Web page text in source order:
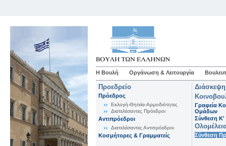
Η Βουλή Οργάνωση & Λειτουργία
Προεδρείο
Πρόεδρος
Εκλογή-Θητεία-Αρμοδιότητες
Διατελέσαντες Πρόεδροι
Αντιπρόεδροι
Διατελέσαντες Αντιπρόεδροι
Κοσμήτορες & Γραμματείς
Γραφεία
Ομάδων
Σύνθεση K'
Σύνθεση